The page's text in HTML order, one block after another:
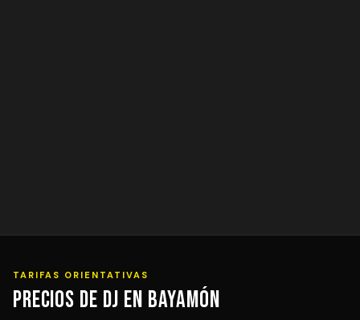
TARIFAS ORIENTATIVAS
Precios de DJ en Bayamón